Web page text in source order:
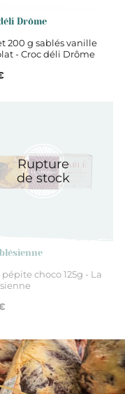
Drôme
200 g sablés vanille
- Croc déli Drôme
Rupture
de stock
pépite choco 125g - La